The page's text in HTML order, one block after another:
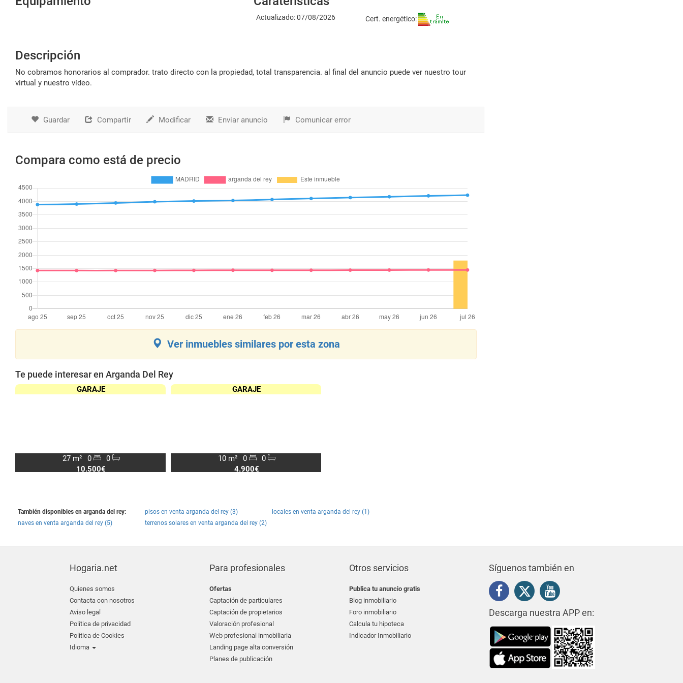
Actualizado: 07/08/2026 Cert. energético:
Descripción
no cobramos honorarios al comprador. trato directo con la propiedad, total transparencia. al final del anuncio puede ver nuestro tour
virtual y nuestro vídeo.
Guardar Compartir Modificar Enviar anuncio Comunicar error
Compara como está de precio
Ver inmuebles similares por esta zona
Te puede interesar en Arganda Del Rey
GARAJE
27 m² 0
0
10.500€
GARAJE
10 m² 0
0
4.900€
También disponibles en arganda del rey: pisos en venta arganda del rey (3)
locales en venta arganda del rey (1)
naves en venta arganda del rey (5)
terrenos solares en venta arganda del rey (2)
Hogaria.net
Quienes somos
Contacta con nosotros
Aviso legal
Política de privacidad
Política de Cookies
Idioma
Para profesionales
Ofertas
Captación de particulares
Captación de propietarios
Valoración profesional
Web profesional inmobiliaria
Landing page alta conversión
Planes de publicación
Otros servicios
Publica tu anuncio gratis
Blog inmobiliario
Foro inmobiliario
Calcula tu hipoteca
Indicador Inmobiliario
Síguenos también en
Descarga nuestra APP en: